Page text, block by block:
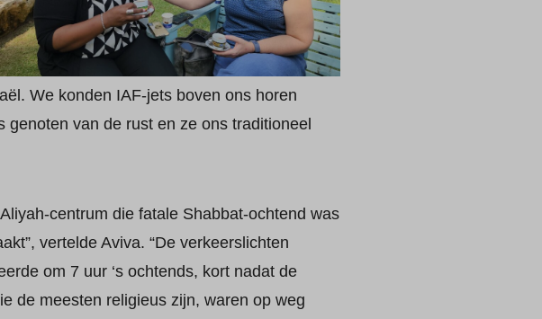
We konden IAF-jets boven ons horen
van de rust en ze ons traditioneel
centrum die fatale Shabbat-ochtend was
vertelde Aviva. “De verkeerslichten
om 7 uur ‘s ochtends, kort nadat de
de meesten religieus zijn, waren op weg